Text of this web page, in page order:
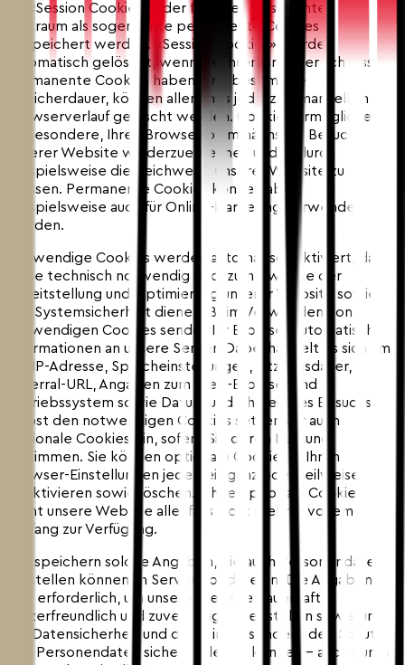
als «Session Cookies» oder für einen bestimmten
Zeitraum als sogenannte permanente Cookies
gespeichert werden. «Session Cookies» werden
automatisch gelöscht, wenn Sie Ihren Browser schliessen.
Permanente Cookies haben eine bestimmte
Speicherdauer, können allerdings jederzeit manuell im
Browserverlauf gelöscht werden. Cookies ermöglichen
insbesondere, Ihren Browser beim nächsten Besuch
unserer Website wiederzuerkennen und dadurch
beispielsweise die Reichweite unserer Website zu
messen. Permanente Cookies können aber
beispielsweise auch für Online-Marketing verwendet
werden.
Notwendige Cookies werden automatisch aktiviert, da
diese technisch notwendig sind, zum Zwecke der
Bereitstellung und Optimierung unserer Website sowie
der Systemsicherheit dienen. Beim Verwenden von
notwendigen Cookies sendet Ihr Browser automatisch
Informationen an unsere Server. Dabei handelt es sich um
die IP-Adresse, Spracheinstellungen, Sitzungsdauer,
Referral-URL, Angaben zum Web-Browser und
Betriebssystem sowie Datum und Uhrzeit des Besuchs.
Nebst den notwendigen Cookies setzen wir auch
optionale Cookies ein, sofern Sie deren Nutzung
zustimmen. Sie können optionale Cookies in Ihren
Browser-Einstellungen jederzeit ganz oder teilweise
deaktivieren sowie löschen. Ohne optionale Cookies
steht unsere Website allenfalls nicht mehr in vollem
Umfang zur Verfügung.
Wir speichern solche Angaben, die auch Personendaten
darstellen können, in Server-Logdateien. Die Angaben
sind erforderlich, um unsere Website dauerhaft,
nutzerfreundlich und zuverlässig bereitstellen sowie um
die Datensicherheit und damit insbesondere den Schutz
von Personendaten sicherstellen zu können – auch durch